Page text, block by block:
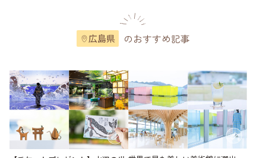
広島県 のおすすめ記事